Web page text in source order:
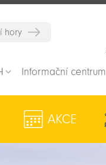
hory
Informační centrum
AKCE